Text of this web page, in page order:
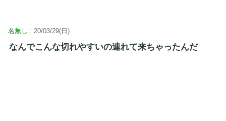
名無し : 20/03/29(日)
なんでこんな切れやすいの連れて来ちゃったんだ